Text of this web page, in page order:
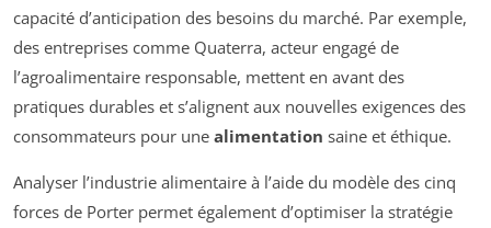
capacité d’anticipation des besoins du marché. Par exemple,
des entreprises comme Quaterra, acteur engagé de
l’agroalimentaire responsable, mettent en avant des
pratiques durables et s’alignent aux nouvelles exigences des
consommateurs pour une alimentation saine et éthique.
Analyser l’industrie alimentaire à l’aide du modèle des cinq
forces de Porter permet également d’optimiser la stratégie